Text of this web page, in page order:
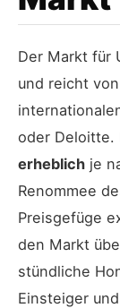
Der Markt für
und reicht
oder Deloitte.
erheblich je
Renommee
Preisgefüge
den Markt
stündliche
Einsteiger